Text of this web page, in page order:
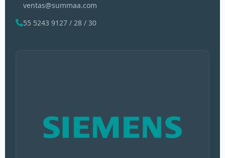
ventas@summaa.com
55 5243 9127 / 28 / 30